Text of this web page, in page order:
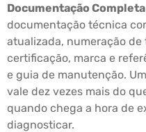
Documentação Completa
documentação técnica
atualizada, numeração
certificação, marca e
e guia de manutenção.
vale dez vezes mais do
quando chega a hora de
diagnosticar.